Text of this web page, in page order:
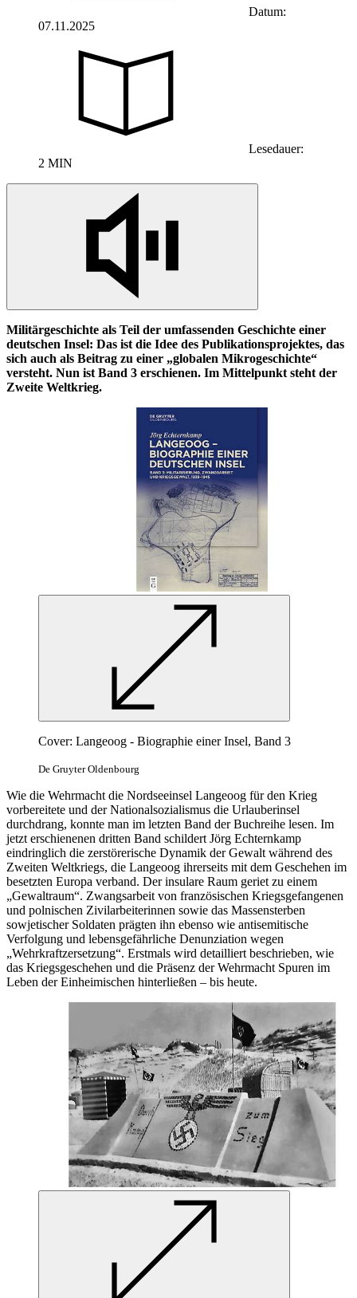
Datum:
07.11.2025
Lesedauer:
2 MIN
Militärgeschichte als Teil der umfassenden Geschichte einer
deutschen Insel: Das ist die Idee des Publikationsprojektes, das
sich auch als Beitrag zu einer „globalen Mikrogeschichte“
versteht. Nun ist Band 3 erschienen. Im Mittelpunkt steht der
Zweite Weltkrieg.
Cover: Langeoog - Biographie einer Insel, Band 3
De Gruyter Oldenbourg
Wie die Wehrmacht die Nordseeinsel Langeoog für den Krieg
vorbereitete und der Nationalsozialismus die Urlauberinsel
durchdrang, konnte man im letzten Band der Buchreihe lesen. Im
jetzt erschienenen dritten Band schildert Jörg Echternkamp
eindringlich die zerstörerische Dynamik der Gewalt während des
Zweiten Weltkriegs, die Langeoog ihrerseits mit dem Geschehen im
besetzten Europa verband. Der insulare Raum geriet zu einem
„Gewaltraum“. Zwangsarbeit von französischen Kriegsgefangenen
und polnischen Zivilarbeiterinnen sowie das Massensterben
sowjetischer Soldaten prägten ihn ebenso wie antisemitische
Verfolgung und lebensgefährliche Denunziation wegen
„Wehrkraftzersetzung“. Erstmals wird detailliert beschrieben, wie
das Kriegsgeschehen und die Präsenz der Wehrmacht Spuren im
Leben der Einheimischen hinterließen – bis heute.